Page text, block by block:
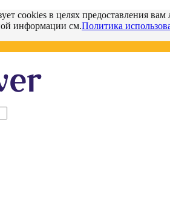
cookies в целях предоставления
информации см.Политика